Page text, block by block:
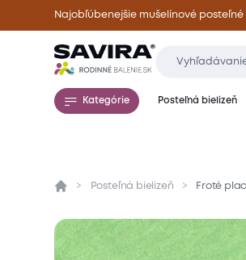
Najobľúbenejšie mušelínové
Kategórie Posteľná bielizeň
Prehľad Parametre
Posteľná bielizeň Froté